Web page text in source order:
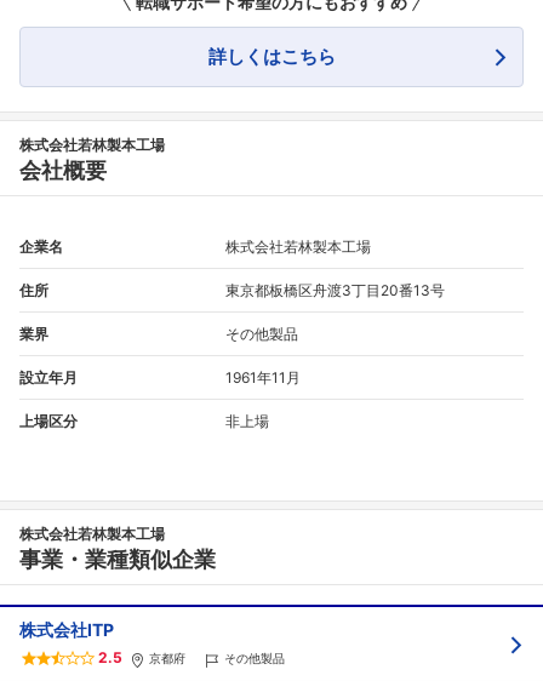
フォローしました
詳しくはこちら
株式会社若林製本工場
会社概要
企業名 株式会社若林製本工場
住所 東京都板橋区舟渡3丁目20番13号
業界 その他製品
設立年月 1961年11月
上場区分 非上場
株式会社若林製本工場
事業・業種類似企業
株式会社ITP
2.5 京都府 その他製品